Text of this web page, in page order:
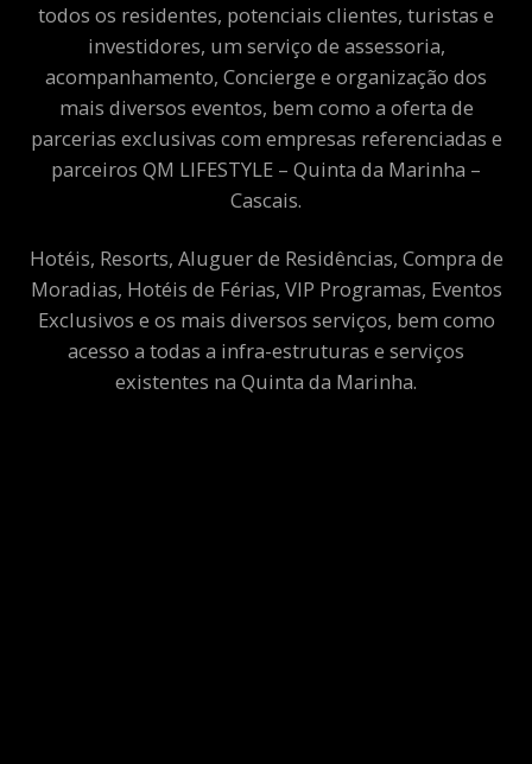
todos os residentes, potenciais clientes, turistas e
investidores, um serviço de assessoria,
acompanhamento, Concierge e organização dos
mais diversos eventos, bem como a oferta de
parcerias exclusivas com empresas referenciadas e
parceiros QM LIFESTYLE – Quinta da Marinha –
Cascais.
Hotéis, Resorts, Aluguer de Residências, Compra de
Moradias, Hotéis de Férias, VIP Programas, Eventos
Exclusivos e os mais diversos serviços, bem como
acesso a todas a infra-estruturas e serviços
existentes na Quinta da Marinha.